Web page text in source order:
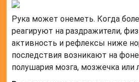
Рука может онеметь. Когда
реагируют на раздражители,
активность и рефлексы ниже
последствия возникают на
полушария мозга, мозжечка или